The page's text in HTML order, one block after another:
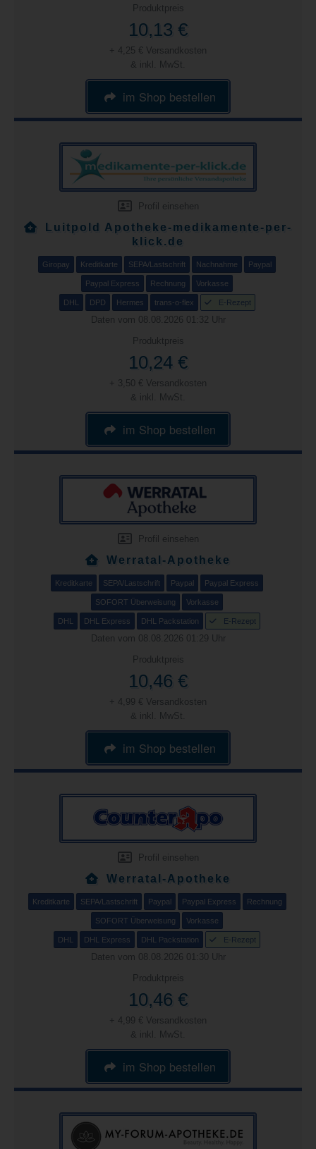
Produktpreis
10,13 €
+ 4,25 € Versandkosten
& inkl. MwSt.
im Shop bestellen
Profil einsehen
Luitpold Apotheke-medikamente-per-
klick.de
Giropay Kreditkarte SEPA/Lastschrift Nachnahme Paypal
Paypal Express Rechnung Vorkasse
DHL DPD Hermes trans-o-flex E-Rezept
Daten vom 08.08.2026 01:32 Uhr
Produktpreis
10,24 €
+ 3,50 € Versandkosten
& inkl. MwSt.
im Shop bestellen
Profil einsehen
Werratal-Apotheke
Kreditkarte SEPA/Lastschrift Paypal Paypal Express
SOFORT Überweisung Vorkasse
DHL DHL Express DHL Packstation E-Rezept
Daten vom 08.08.2026 01:29 Uhr
Produktpreis
10,46 €
+ 4,99 € Versandkosten
& inkl. MwSt.
im Shop bestellen
Profil einsehen
Werratal-Apotheke
Kreditkarte SEPA/Lastschrift Paypal Paypal Express Rechnung
SOFORT Überweisung Vorkasse
DHL DHL Express DHL Packstation E-Rezept
Daten vom 08.08.2026 01:30 Uhr
Produktpreis
10,46 €
+ 4,99 € Versandkosten
& inkl. MwSt.
im Shop bestellen